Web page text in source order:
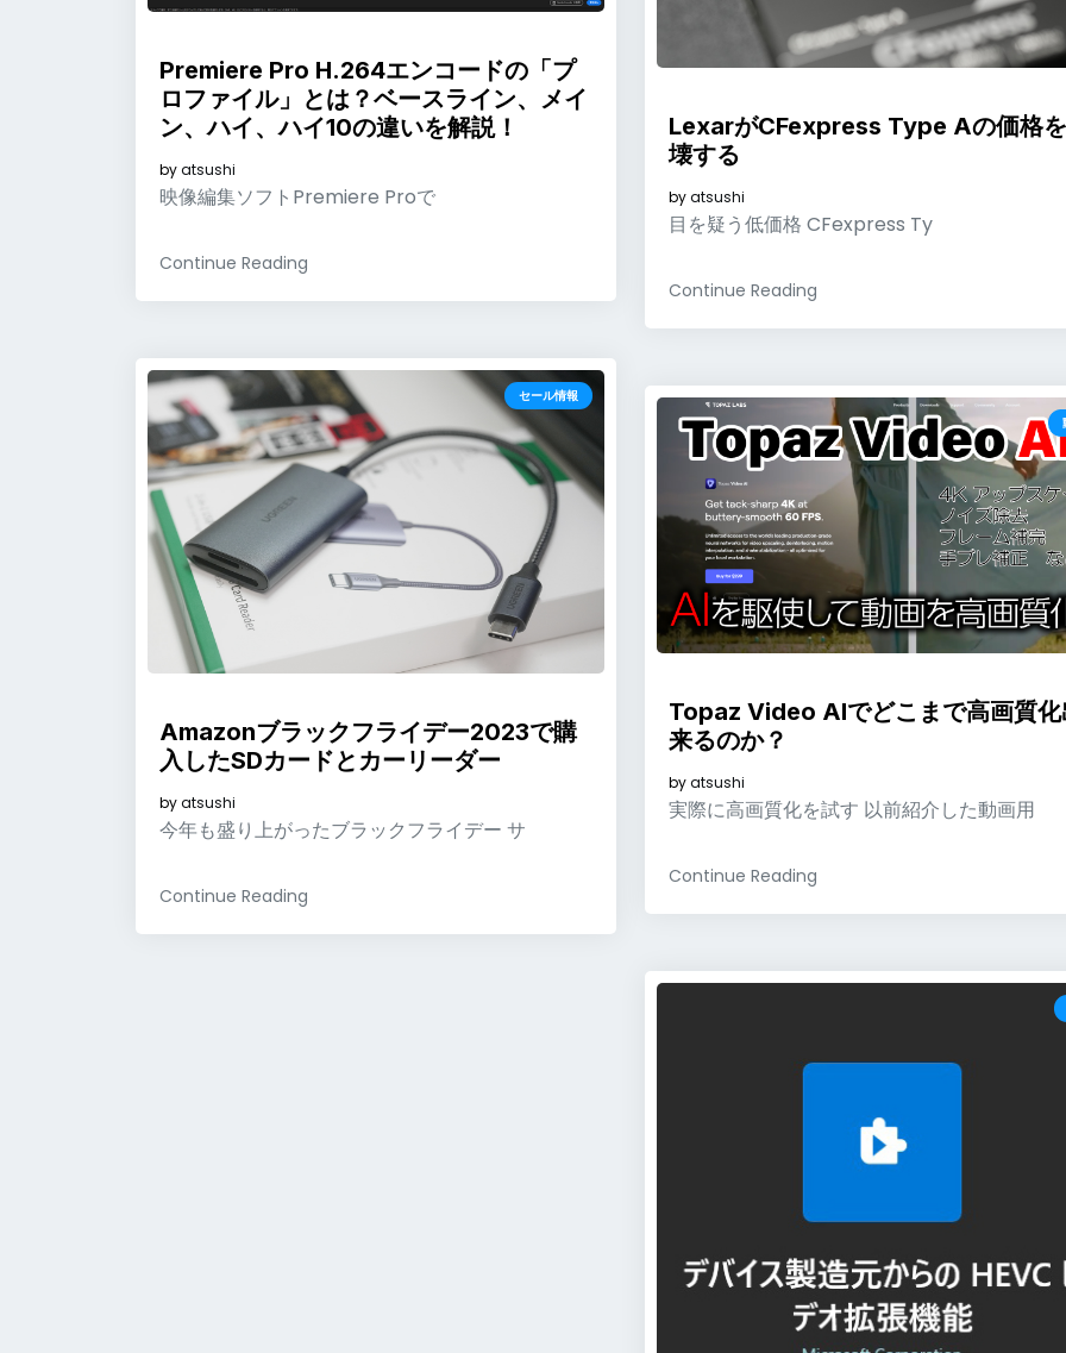
Premiere Pro H.264エンコードの「プ
ロファイル」とは？ベースライン、メイ
ン、ハイ、ハイ10の違いを解説！
byatsushi
映像編集ソフトPremiere Proで
Continue Reading
LexarがCFexpress Type Aの価格
壊する
byatsushi
目を疑う低価格 CFexpress Ty
Continue Reading
セール情報
Amazonブラックフライデー2023で購
入したSDカードとカーリーダー
byatsushi
今年も盛り上がったブラックフライデー サ
Continue Reading
Topaz Video AIでどこまで高画質化
来るのか？
byatsushi
実際に高画質化を試す 以前紹介した動画用
Continue Reading